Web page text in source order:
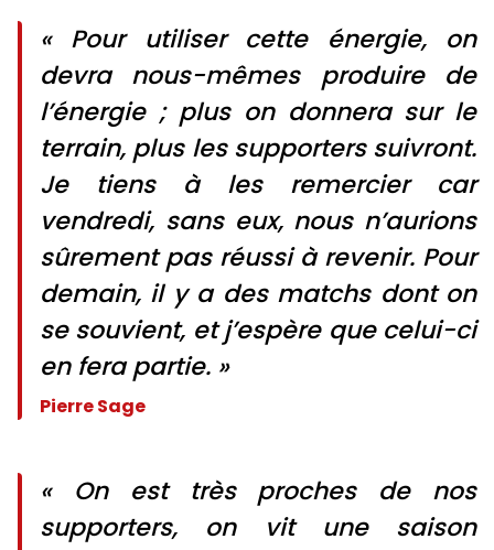
« Pour utiliser cette énergie, on
devra nous-mêmes produire de
l’énergie ; plus on donnera sur le
terrain, plus les supporters suivront.
Je tiens à les remercier car
vendredi, sans eux, nous n’aurions
sûrement pas réussi à revenir. Pour
demain, il y a des matchs dont on
se souvient, et j’espère que celui-ci
en fera partie. »
Pierre Sage
« On est très proches de nos
supporters, on vit une saison